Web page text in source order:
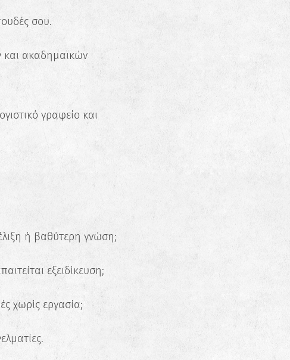
σου.
και ακαδημαϊκών
γραφείο και
ή βαθύτερη γνώση;
εξειδίκευση;
χωρίς εργασία;